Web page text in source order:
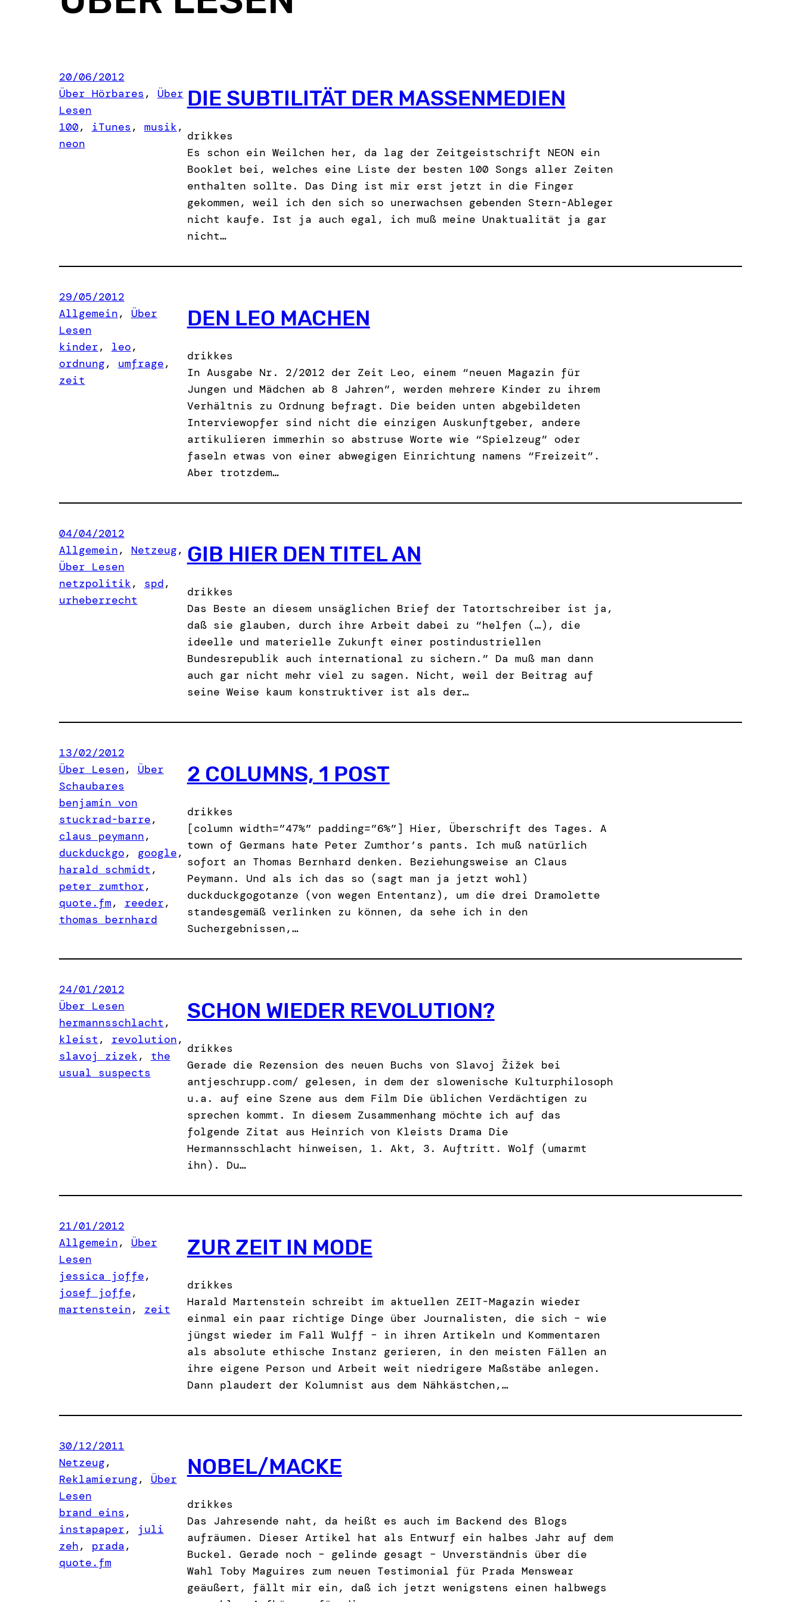
20/06/2012
Über Hörbares , Über
Lesen
100, iTunes , musik
neon
DIE SUBTILITÄT DER MASSENMEDIEN
drikkes
Es schon ein Weilchen her, da lag der Zeitgeistschrift NEON ein
Booklet bei, welches eine Liste der besten 100 Songs aller Zeiten
enthalten sollte. Das Ding ist mir erst jetzt in die Finger
gekommen, weil ich den sich so unerwachsen gebenden Stern-Ableger
nicht kaufe. Ist ja auch egal, ich muß meine Unaktualität ja gar
nicht…
29/05/2012
Allgemein, Über
Lesen
kinder, leo
ordnung, umfrage
zeit
DEN LEO MACHEN
drikkes
In Ausgabe Nr. 2/2012 der Zeit Leo, einem “neuen Magazin für
Jungen und Mädchen ab 8 Jahren”, werden mehrere Kinder zu ihrem
Verhältnis zu Ordnung befragt. Die beiden unten abgebildeten
Interviewopfer sind nicht die einzigen Auskunftgeber, andere
artikulieren immerhin so abstruse Worte wie “Spielzeug” oder
faseln etwas von einer abwegigen Einrichtung namens “Freizeit”.
Aber trotzdem…
04/04/2012
Allgemein, Netzeug
,
Über Lesen
netzpolitik, spd
urheberrecht
GIB HIER DEN TITEL AN
drikkes
Das Beste an diesem unsäglichen Brief der Tatortschreiber ist ja,
daß sie glauben, durch ihre Arbeit dabei zu “helfen (…), die
ideelle und materielle Zukunft einer postindustriellen
Bundesrepublik auch international zu sichern.” Da muß man dann
auch gar nicht mehr viel zu sagen. Nicht, weil der Beitrag auf
seine Weise kaum konstruktiver ist als der…
13/02/2012
Über Lesen, Über
Schaubares
benjamin von
stuckrad-barre
claus peymann
duckduckgo, google
,
harald schmidt
peter zumthor
quote.fm, reeder
thomas bernhard
2 COLUMNS, 1 POST
drikkes
[column width=”47%” padding=”6%”] Hier, Überschrift des Tages. A
town of Germans hate Peter Zumthor’s pants. Ich muß natürlich
sofort an Thomas Bernhard denken. Beziehungsweise an Claus
Peymann. Und als ich das so (sagt man ja jetzt wohl)
duckduckgogotanze (von wegen Ententanz), um die drei Dramolette
standesgemäß verlinken zu können, da sehe ich in den
Suchergebnissen,…
24/01/2012
Über Lesen
hermannsschlacht
kleist , revolution
slavoj zizek, the
usual suspects
SCHON WIEDER REVOLUTION?
drikkes
Gerade die Rezension des neuen Buchs von Slavoj Žižek bei
antjeschrupp.com/ gelesen, in dem der slowenische Kulturphilosoph
u.a. auf eine Szene aus dem Film Die üblichen Verdächtigen zu
sprechen kommt. In diesem Zusammenhang möchte ich auf das
folgende Zitat aus Heinrich von Kleists Drama Die
Hermannsschlacht hinweisen, 1. Akt, 3. Auftritt. Wolf (umarmt
ihn). Du…
21/01/2012
Allgemein, Über
Lesen
jessica joffe
josef joffe
martenstein, zeit
ZUR ZEIT IN MODE
drikkes
Harald Martenstein schreibt im aktuellen ZEIT-Magazin wieder
einmal ein paar richtige Dinge über Journalisten, die sich – wie
jüngst wieder im Fall Wulff – in ihren Artikeln und Kommentaren
als absolute ethische Instanz gerieren, in den meisten Fällen an
ihre eigene Person und Arbeit weit niedrigere Maßstäbe anlegen.
Dann plaudert der Kolumnist aus dem Nähkästchen,…
30/12/2011
Netzeug
Reklamierung, Über
Lesen
brand eins
instapaper, juli
zeh, prada
quote.fm
NOBEL/MACKE
drikkes
Das Jahresende naht, da heißt es auch im Backend des Blogs
aufräumen. Dieser Artikel hat als Entwurf ein halbes Jahr auf dem
Buckel. Gerade noch – gelinde gesagt – Unverständnis über die
Wahl Toby Maguires zum neuen Testimonial für Prada Menswear
geäußert, fällt mir ein, daß ich jetzt wenigstens einen halbwegs